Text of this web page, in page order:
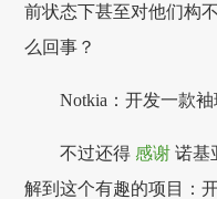
前状态下甚至对他们构
么回事？
Notkia：开发一款
不过还得感谢 诺基
解到这个有趣的项目：